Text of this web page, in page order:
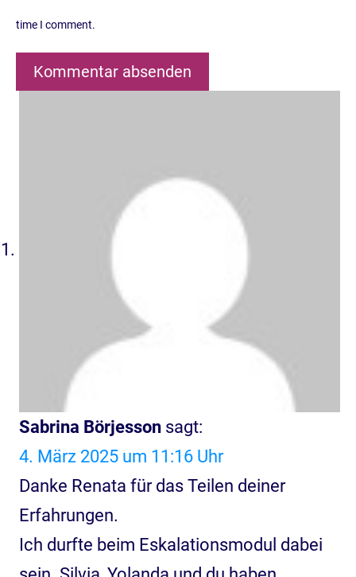
time I comment.
Kommentar absenden
Sabrina Börjesson sagt:
4. März 2025 um 11:16 Uhr
Danke Renata für das Teilen deiner
Erfahrungen.
Ich durfte beim Eskalationsmodul dabei